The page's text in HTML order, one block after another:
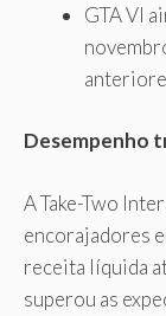
GTA VI
Desempenho
A Take-Two
encorajadores
receita líquida
superou as